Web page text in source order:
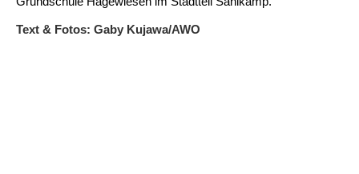
Kindertagesstätte Petermannstraße /
Familienzentrum
Kindertagesstätte Klaus-Müller-Kilian-Weg /
“Mäuseburg” / Familienzentrum
Text & Fotos: Gaby Kujawa/AWO